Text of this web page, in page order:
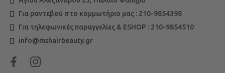
Για ραντεβού στο κομμωτήριο μας : 210-9854398
Για τηλεφωνικές παραγγελίες & ESHOP : 210-9854510
info@mshairbeauty.gr